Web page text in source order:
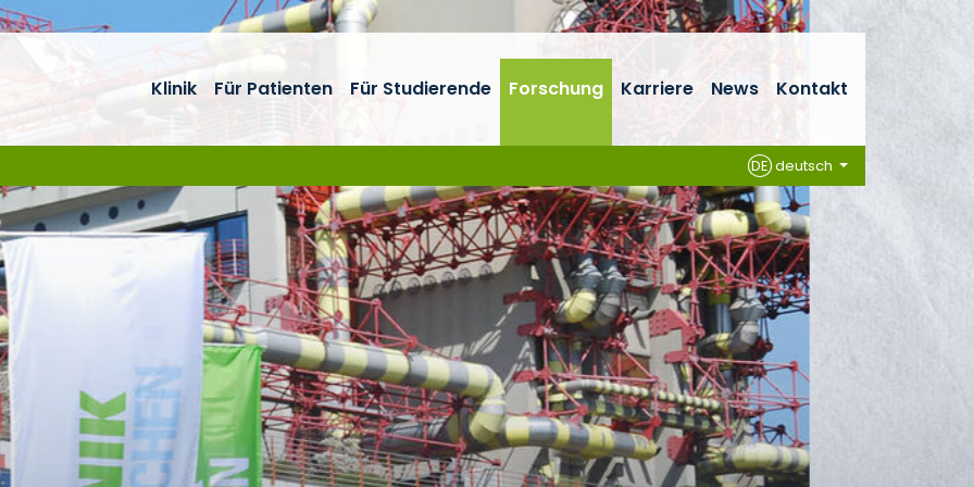
Klinik Für Patienten Für Studierende Forschung Karriere News Kontakt
DEdeutsch